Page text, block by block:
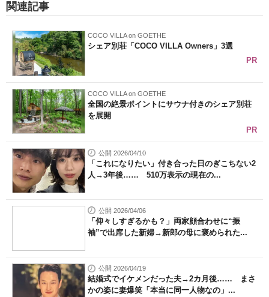
関連記事
COCO VILLA on GOETHE
シェア別荘「COCO VILLA Owners」3選
PR
COCO VILLA on GOETHE
全国の絶景ポイントにサウナ付きのシェア別荘
を展開
PR
公開 2026/04/10
「これになりたい」付き合った日のぎこちない2
人→3年後…… 510万表示の現在の...
公開 2026/04/06
「仰々しすぎるかも？」両家顔合わせに“振
袖”で出席した新婦→新郎の母に褒められた...
公開 2026/04/19
結婚式でイケメンだった夫→2カ月後…… まさ
かの姿に妻爆笑「本当に同一人物なの」...